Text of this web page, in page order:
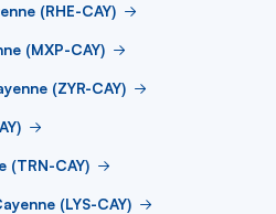
(RHE-CAY)
(MXP-CAY)
(ZYR-CAY)
(TRN-CAY)
(LYS-CAY)